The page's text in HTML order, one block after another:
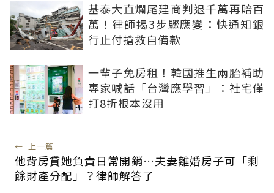
基泰大直爛尾建商判退千萬再賠百
萬！律師揭3步驟應變：快通知銀
行止付搶救自備款
一輩子免房租！韓國推生兩胎補助
專家喊話「台灣應學習」：社宅僅
打8折根本沒用
← 上一篇
他背房貸她負責日常開銷…夫妻離婚房子可「剩
餘財產分配」？律師解答了